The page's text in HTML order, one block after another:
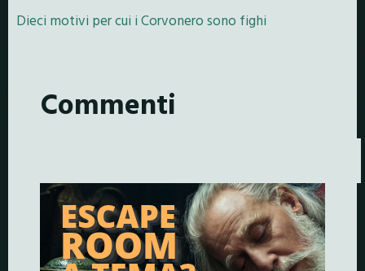
Dieci motivi per cui i Corvonero sono fighi
Commenti